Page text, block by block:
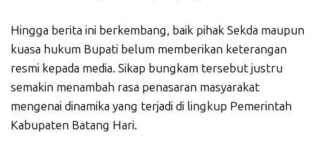
Hingga berita ini berkembang, baik pihak Sekda maupun
kuasa hukum Bupati belum memberikan keterangan
resmi kepada media. Sikap bungkam tersebut justru
semakin menambah rasa penasaran masyarakat
mengenai dinamika yang terjadi di lingkup Pemerintah
Kabupaten Batang Hari.